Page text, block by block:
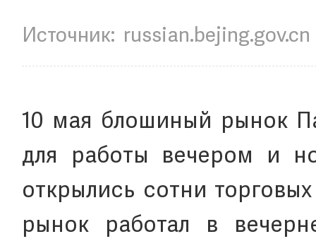
Источник: russian.bejing.gov.cn
10 мая блошиный рынок
для работы вечером и
открылись сотни
рынок работал в